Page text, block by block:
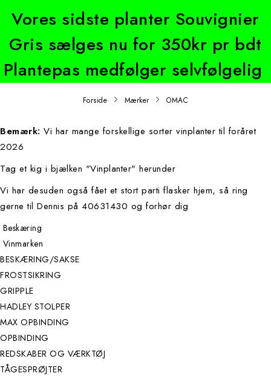
Vores sidste planter Souvignier
Gris sælges nu for 350kr pr bdt
Plantepas medfølger selvfølgelig
Forside Mærker OMAC
Bemærk: Vi har mange forskellige sorter vinplanter til foråret
2026
Tag et kig i bjælken "Vinplanter" herunder
Vi har desuden også fået et stort parti flasker hjem, så ring
gerne til Dennis på 40631430 og forhør dig
Beskæring
Vinmarken
BESKÆRING/SAKSE
FROSTSIKRING
GRIPPLE
HADLEY STOLPER
MAX OPBINDING
OPBINDING
REDSKABER OG VÆRKTØJ
TÅGESPRØJTER